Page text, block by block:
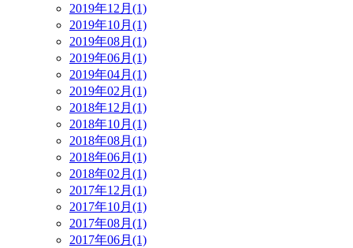
2019年12月(1)
2019年10月(1)
2019年08月(1)
2019年06月(1)
2019年04月(1)
2019年02月(1)
2018年12月(1)
2018年10月(1)
2018年08月(1)
2018年06月(1)
2018年02月(1)
2017年12月(1)
2017年10月(1)
2017年08月(1)
2017年06月(1)